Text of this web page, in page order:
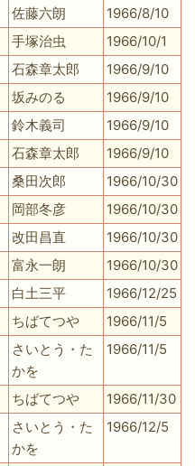
佐藤六朗
1966/8/10
手塚治虫
1966/10/1
石森章太郎
1966/9/10
坂みのる
1966/9/10
鈴木義司
1966/9/10
石森章太郎
1966/9/10
桑田次郎
1966/10/30
岡部冬彦
1966/10/30
改田昌直
1966/10/30
富永一朗
1966/10/30
白土三平
1966/12/25
ちばてつや
1966/11/5
さいとう・た
かを
1966/11/5
ちばてつや
1966/11/30
さいとう・た
かを
1966/12/5